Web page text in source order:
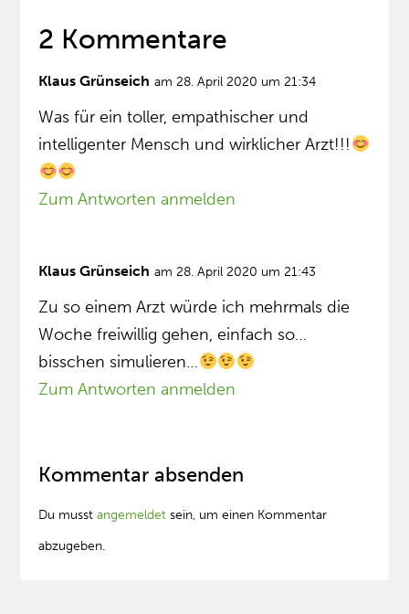
2 Kommentare
Klaus Grünseich am 28. April 2020 um 21:34
Was für ein toller, empathischer und
intelligenter Mensch und wirklicher Arzt!!!
Zum Antworten anmelden
Klaus Grünseich am 28. April 2020 um 21:43
Zu so einem Arzt würde ich mehrmals die
Woche freiwillig gehen, einfach so…
bisschen simulieren…
Zum Antworten anmelden
Kommentar absenden
Du musstangemeldet sein, um einen Kommentar
abzugeben.